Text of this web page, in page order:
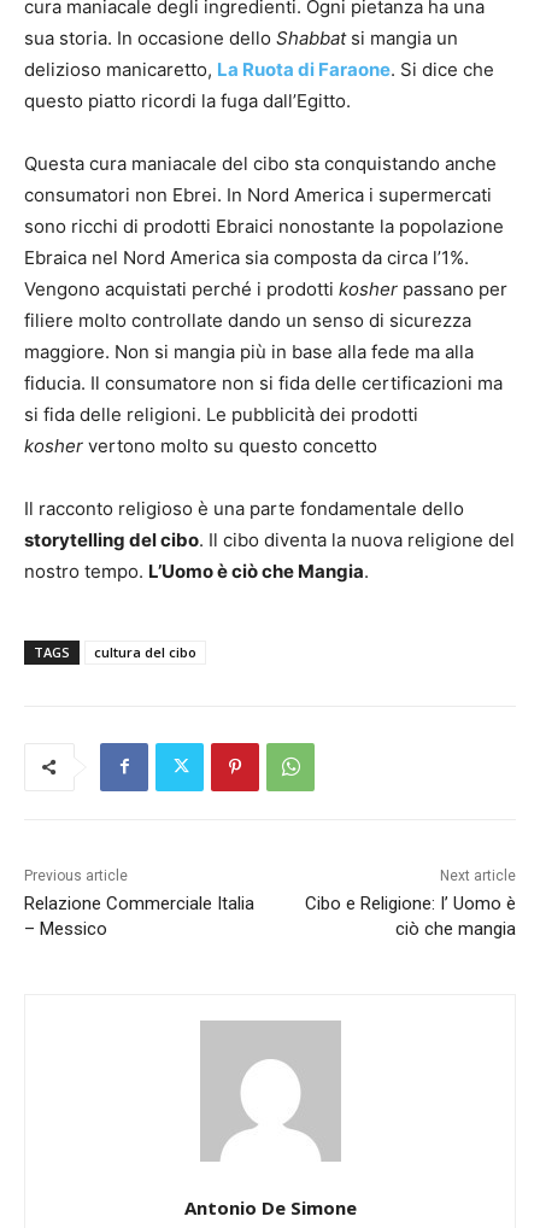
cura maniacale degli ingredienti. Ogni pietanza ha una
sua storia. In occasione dello Shabbatsi mangia un
delizioso manicaretto, La Ruota di Faraone. Si dice che
questo piatto ricordi la fuga dall’Egitto.
Questa cura maniacale del cibo sta conquistando anche
consumatori non Ebrei. In Nord America i supermercati
sono ricchi di prodotti Ebraici nonostante la popolazione
Ebraica nel Nord America sia composta da circa l’1%.
Vengono acquistati perché i prodotti kosher passano per
filiere molto controllate dando un senso di sicurezza
maggiore. Non si mangia più in base alla fede ma alla
fiducia. Il consumatore non si fida delle certificazioni ma
si fida delle religioni. Le pubblicità dei prodotti
kosher vertono molto su questo concetto
Il racconto religioso è una parte fondamentale dello
storytelling del cibo. Il cibo diventa la nuova religione del
nostro tempo. L’Uomo è ciò che Mangia.
TAGS cultura del cibo
Previous article
Relazione Commerciale Italia
– Messico
Next article
Cibo e Religione: I’ Uomo è
ciò che mangia
Antonio De Simone